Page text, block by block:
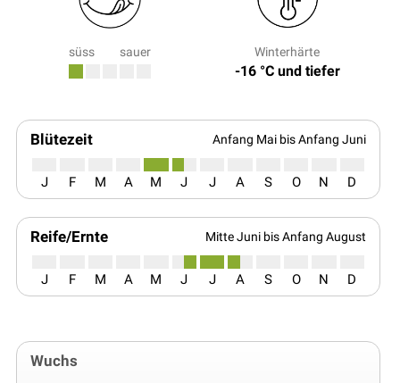
süss sauer Winterhärte
-16 °C und tiefer
Blütezeit Anfang Mai bis Anfang Juni
J F M A M J J A S O N D
Reife/Ernte Mitte Juni bis Anfang August
J F M A M J J A S O N D
Wuchs